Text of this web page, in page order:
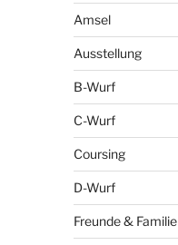
Amsel
Ausstellung
B-Wurf
C-Wurf
Coursing
D-Wurf
Freunde & Familie